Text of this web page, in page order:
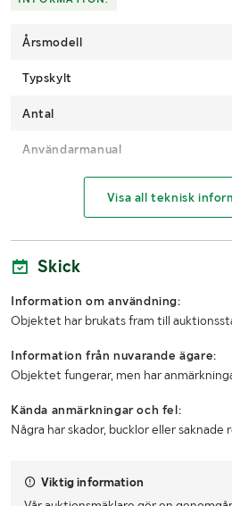
Årsmodell
Typskylt
Antal
Användarmanual
MÅTT OCH VIKT:
Höjd
LASTHJÄLPSINFORMATION:
Lasthjälp med
Visa all teknisk
Skick
Information om användning:
Objektet har brukats fram till
Information från nuvarande ägare:
Objektet fungerar, men har
Kända anmärkningar och fel:
Några har skador, bucklor eller saknade
Viktig information